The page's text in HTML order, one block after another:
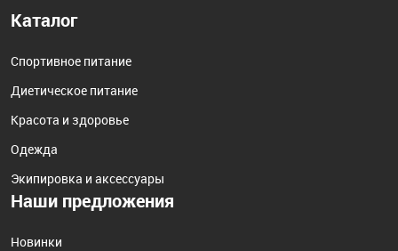
Каталог
Спортивное питание
Диетическое питание
Красота и здоровье
Одежда
Экипировка и аксессуары
Наши предложения
Новинки